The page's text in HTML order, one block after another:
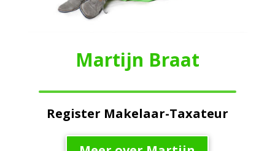
Martijn Braat
Register Makelaar-Taxateur